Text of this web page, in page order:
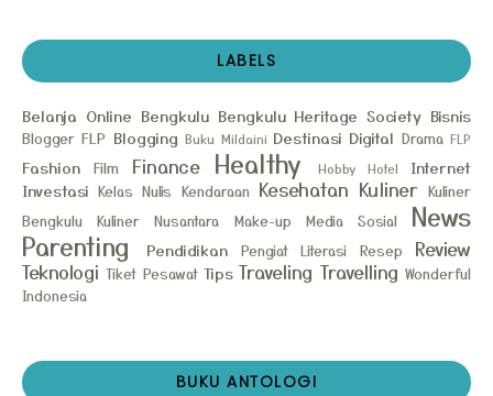
LABELS
Belanja Online Bengkulu Bengkulu Heritage Society Bisnis
Blogger FLP Blogging Buku Mildaini Destinasi Digital Drama FLP
Fashion Film Finance Healthy Hobby Hotel
Internet
Investasi Kelas Nulis Kendaraan Kesehatan Kuliner Kuliner
Bengkulu
Kuliner Nusantara Make-up Media Sosial
News
Parenting
Pendidikan Pengiat Literasi Resep
Review
Teknologi Tiket Pesawat Tips Traveling Travelling Wonderful
Indonesia
BUKU ANTOLOGI